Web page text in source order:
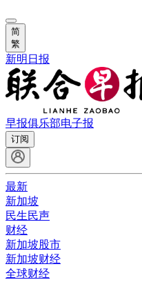
简
繁
新明日报
早报俱乐部电子报
订阅
最新
新加坡
民生民声
财经
新加坡股市
新加坡财经
全球财经